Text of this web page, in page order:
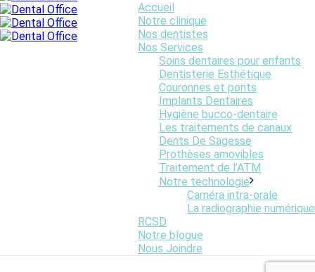
Accueil
Notre clinique
Nos dentistes
Nos Services
Soins dentaires pour enfants
Dentisterie Esthétique
Couronnes et ponts
Implants Dentaires
Hygiène bucco-dentaire
Les traitements de canaux
Dents De Sagesse
Prothèses amovibles
Traitement de l’ATM
Notre technologie
Caméra intra-orale
La radiographie numérique
RCSD
Notre blogue
Nous Joindre